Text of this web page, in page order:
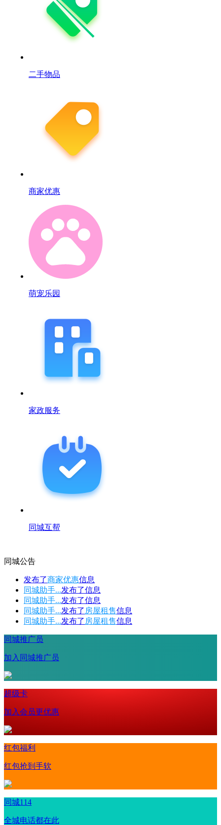
二手物品
商家优惠
萌宠乐园
家政服务
同城互帮
同城公告
发布了商家优惠信息
同城助手...发布了信息
同城助手...发布了信息
同城助手...发布了 房屋租售信息
同城助手...发布了 房屋租售信息
同城推广员
加入同城推广员
超级卡
加入会员更优惠
红包福利
红包抢到手软
同城114
全城电话都在此